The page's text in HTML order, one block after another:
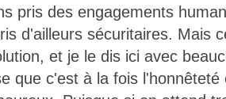
pris des engagements
d'ailleurs sécuritaires. Mais
et je le dis ici avec
que c'est à la fois